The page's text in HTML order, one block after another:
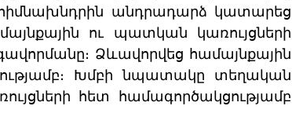
հիմնախնդրին անդրադարձ կատարեց
ու պատկան կառույցների
Ձևավորվեց համայնքային
Խմբի նպատակը տեղական
հետ համագործակցությամբ